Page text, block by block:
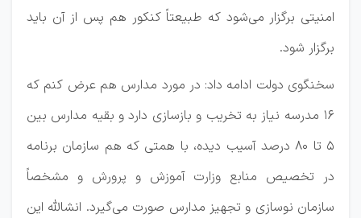
امنیتی برگزار می‌شود که طبیعتاً کنکور هم پس از آن باید
برگزار شود.
سخنگوی دولت ادامه داد: در مورد مدارس هم عرض کنم که
۱۶ مدرسه نیاز به تخریب و بازسازی دارد و بقیه مدارس بین
۵ تا ۸۰ درصد آسیب دیده، با همتی که هم سازمان برنامه
در تخصیص منابع وزارت آموزش و پرورش و مشخصاً
سازمان نوسازی و تجهیز مدارس صورت می‌گیرد. انشالله این